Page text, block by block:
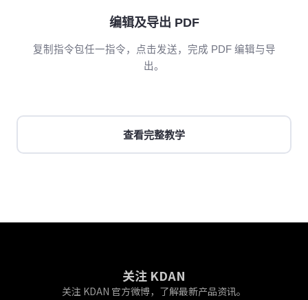
编辑及导出 PDF
复制指令包任一指令，点击发送，完成 PDF 编辑与导
出。
查看完整教学
关注 KDAN
关注 KDAN 官方微博，了解最新产品资讯。